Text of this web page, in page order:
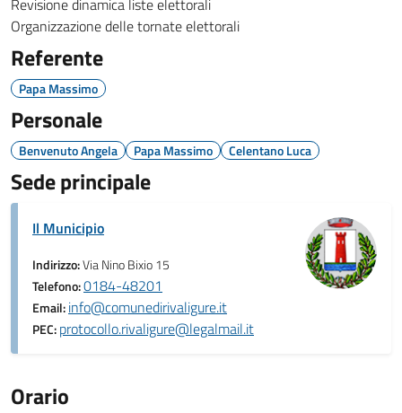
Revisione dinamica liste elettorali
Organizzazione delle tornate elettorali
Referente
Papa Massimo
Personale
Benvenuto Angela Papa Massimo Celentano Luca
Sede principale
Il Municipio
Indirizzo:Via Nino Bixio 15
Telefono:0184-48201
Email:info@comunedirivaligure.it
PEC:protocollo.rivaligure@legalmail.it
Orario